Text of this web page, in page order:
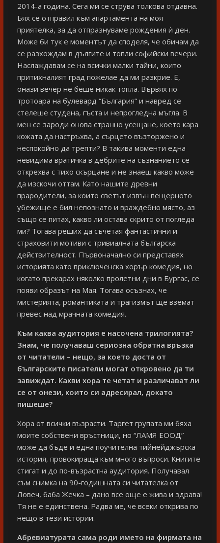
2014-а година. Сега ми се струва толкова отдавна.
Бях се отправил към апартамента на моя
приятелка, за да отпразнуваме рождения ѝ ден.
Може би тук е моментът да споделя, че обичам да
се разхождам в дългите и топли софийски вечери.
Наслаждавам се на всички малки тайни, които
притихналият град пожелае да ми разкрие. Е,
онази вечер не беше никак топла. Вървях по
тротоара на булевард “България” и навред се
стелеше студена, гъста и непрогледна мъгла. В
мен се зароди онова странно усещане, което кара
кожата да настръхва, а сърцето възторжено и
неспокойно да трепти? В такива моменти една
невидима вратичка в дебрите на съзнанието се
открехва с тихо скърцане и не знаеш какво може
да изскочи оттам. Като нашите древни
прародители, за които светът извън пещерното
убежище е бил непознато и враждебно място, аз
също се питах, какво ли остава скрито от погледа
ми? Тогава реших да съчетая фантастични и
страховити мотиви с тривиалната българска
действителност. Първоначално си представях
историята като приключенска хорър комедия, но
когато прекарах няколко пролетни дни в Бургас, се
появи образът на Мая. Тогава осъзнах, че
мистерията, романтиката и трагизмът ще вземат
превес над мрачната комедия.
Към каква аудитория е насочена трилогията?
Знам, че получаваш сериозна обратна връзка
от читатели – нещо, за което доста от
българските писатели могат откровено да ти
завиждат. Какви хора те четат и различават ли
се от онези, които си адресирал, докато
пишеше?
Хора от всички възрасти. Таргет групата ми бяха
моите собствени връстници, но “ЛАМЯ ЕООД”
може да бъде и една поучителна тийнейджърска
история, провокираща към много въпроси. Книгите
стигат и до по-възрастна аудитория. Получавал
съм снимка на 90-годишната си читателка от
Ловеч, баба Жечка – дано все още е жива и здрава!
Тя не e единствена. Радва ме, че всеки открива по
нещо в тези истории.
Абревиатурата сама роди името на фирмата на